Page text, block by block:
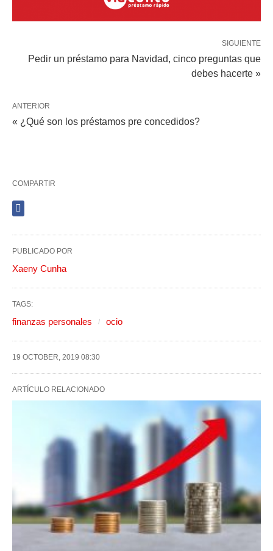
SIGUIENTE
Pedir un préstamo para Navidad, cinco preguntas que
debes hacerte »
ANTERIOR
« ¿Qué son los préstamos pre concedidos?
COMPARTIR
PUBLICADO POR
Xaeny Cunha
TAGS:
finanzas personales ocio
19 OCTOBER, 2019 08:30
ARTÍCULO RELACIONADO